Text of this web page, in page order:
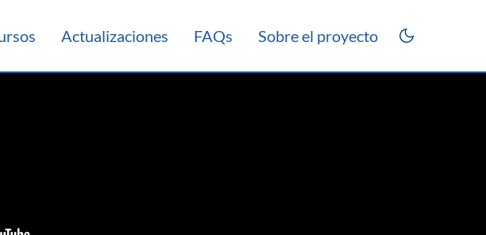
Actualizaciones FAQs Sobre el proyecto